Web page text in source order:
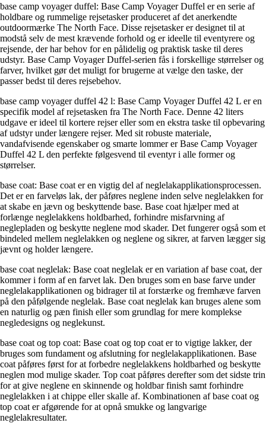
base camp voyager duffel: Base Camp Voyager Duffel er en serie af
holdbare og rummelige rejsetasker produceret af det anerkendte
outdoormærke The North Face. Disse rejsetasker er designet til at
modstå selv de mest krævende forhold og er ideelle til eventyrere og
rejsende, der har behov for en pålidelig og praktisk taske til deres
udstyr. Base Camp Voyager Duffel-serien fås i forskellige størrelser og
farver, hvilket gør det muligt for brugerne at vælge den taske, der
passer bedst til deres rejsebehov.
base camp voyager duffel 42 l: Base Camp Voyager Duffel 42 L er en
specifik model af rejsetasken fra The North Face. Denne 42 liters
udgave er ideel til kortere rejser eller som en ekstra taske til opbevaring
af udstyr under længere rejser. Med sit robuste materiale,
vandafvisende egenskaber og smarte lommer er Base Camp Voyager
Duffel 42 L den perfekte følgesvend til eventyr i alle former og
størrelser.
base coat: Base coat er en vigtig del af neglelakapplikationsprocessen.
Det er en farveløs lak, der påføres neglene inden selve neglelakken for
at skabe en jævn og beskyttende base. Base coat hjælper med at
forlænge neglelakkens holdbarhed, forhindre misfarvning af
neglepladen og beskytte neglene mod skader. Det fungerer også som et
bindeled mellem neglelakken og neglene og sikrer, at farven lægger sig
jævnt og holder længere.
base coat neglelak: Base coat neglelak er en variation af base coat, der
kommer i form af en farvet lak. Den bruges som en base farve under
neglelakapplikationen og bidrager til at forstærke og fremhæve farven
på den påfølgende neglelak. Base coat neglelak kan bruges alene som
en naturlig og pæn finish eller som grundlag for mere komplekse
negledesigns og neglekunst.
base coat og top coat: Base coat og top coat er to vigtige lakker, der
bruges som fundament og afslutning for neglelakapplikationen. Base
coat påføres først for at forbedre neglelakkens holdbarhed og beskytte
neglen mod mulige skader. Top coat påføres derefter som det sidste trin
for at give neglene en skinnende og holdbar finish samt forhindre
neglelakken i at chippe eller skalle af. Kombinationen af base coat og
top coat er afgørende for at opnå smukke og langvarige
neglelakresultater.